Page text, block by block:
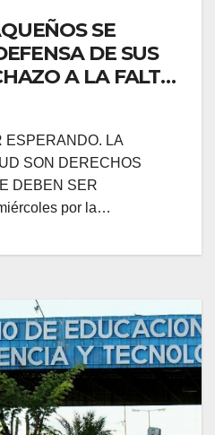
SE
DE SUS
A LA FALTA
SALARIAL Y
SOCIAL
ESPERANDO. LA
SON DERECHOS
DEBEN SER
por la…